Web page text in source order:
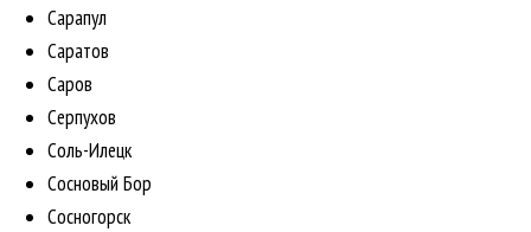
Сарапул
Саратов
Саров
Серпухов
Соль-Илецк
Сосновый Бор
Сосногорск